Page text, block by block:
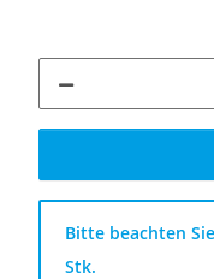
x
Bitte beachten
Stk.